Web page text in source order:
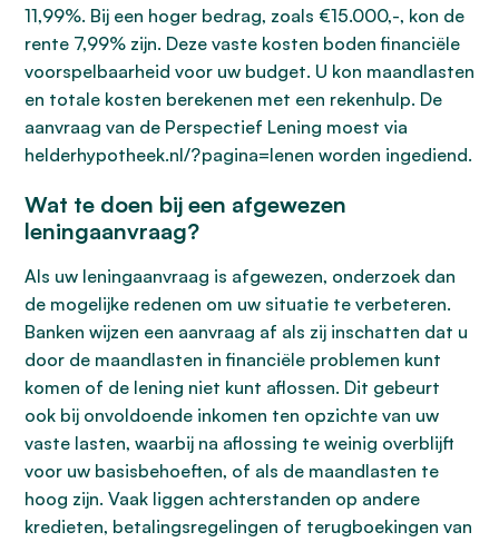
11,99%. Bij een hoger bedrag, zoals €15.000,-, kon de
rente 7,99% zijn. Deze vaste kosten boden financiële
voorspelbaarheid voor uw budget. U kon maandlasten
en totale kosten berekenen met een rekenhulp. De
aanvraag van de Perspectief Lening moest via
helderhypotheek.nl/?pagina=lenen worden ingediend.
Wat te doen bij een afgewezen
leningaanvraag?
Als uw leningaanvraag is afgewezen, onderzoek dan
de mogelijke redenen om uw situatie te verbeteren.
Banken wijzen een aanvraag af als zij inschatten dat u
door de maandlasten in financiële problemen kunt
komen of de lening niet kunt aflossen. Dit gebeurt
ook bij onvoldoende inkomen ten opzichte van uw
vaste lasten, waarbij na aflossing te weinig overblijft
voor uw basisbehoeften, of als de maandlasten te
hoog zijn. Vaak liggen achterstanden op andere
kredieten, betalingsregelingen of terugboekingen van